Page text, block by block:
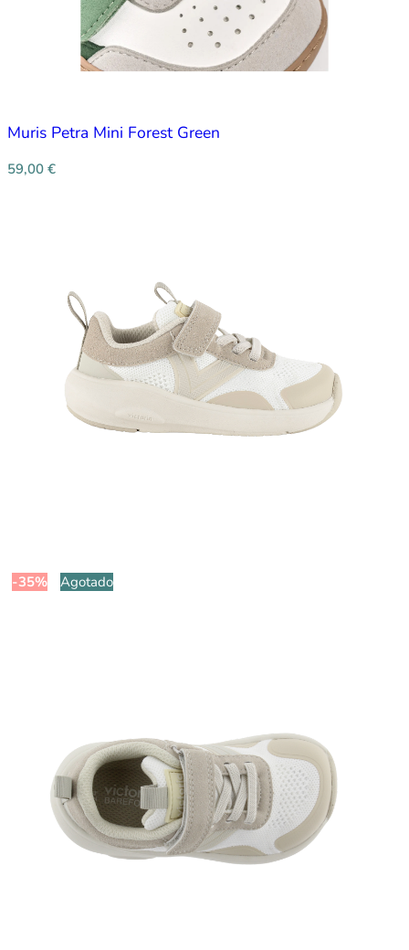
Muris Petra Mini Forest Green
59,00 €
-35% Agotado